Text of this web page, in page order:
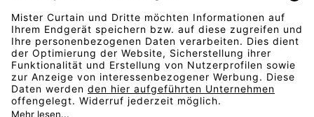
Sicherheit